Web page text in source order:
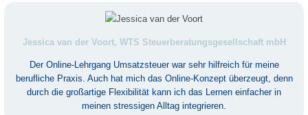
Jessica van der Voort, WTS Steuerberatungsgesellschaft mbH
Der Online-Lehrgang Umsatzsteuer war sehr hilfreich für meine
berufliche Praxis. Auch hat mich das Online-Konzept überzeugt, denn
durch die großartige Flexibilität kann ich das Lernen einfacher in
meinen stressigen Alltag integrieren.